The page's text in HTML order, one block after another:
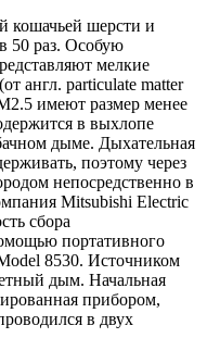
кошачьей шерсти и
50 раз. Особую
мелкие
англ. particulate matter
имеют размер менее
в выхлопе
дыме. Дыхательная
поэтому через
непосредственно в
Mitsubishi Electric
сбора
портативного
8530. Источником
дым. Начальная
прибором,
в двух